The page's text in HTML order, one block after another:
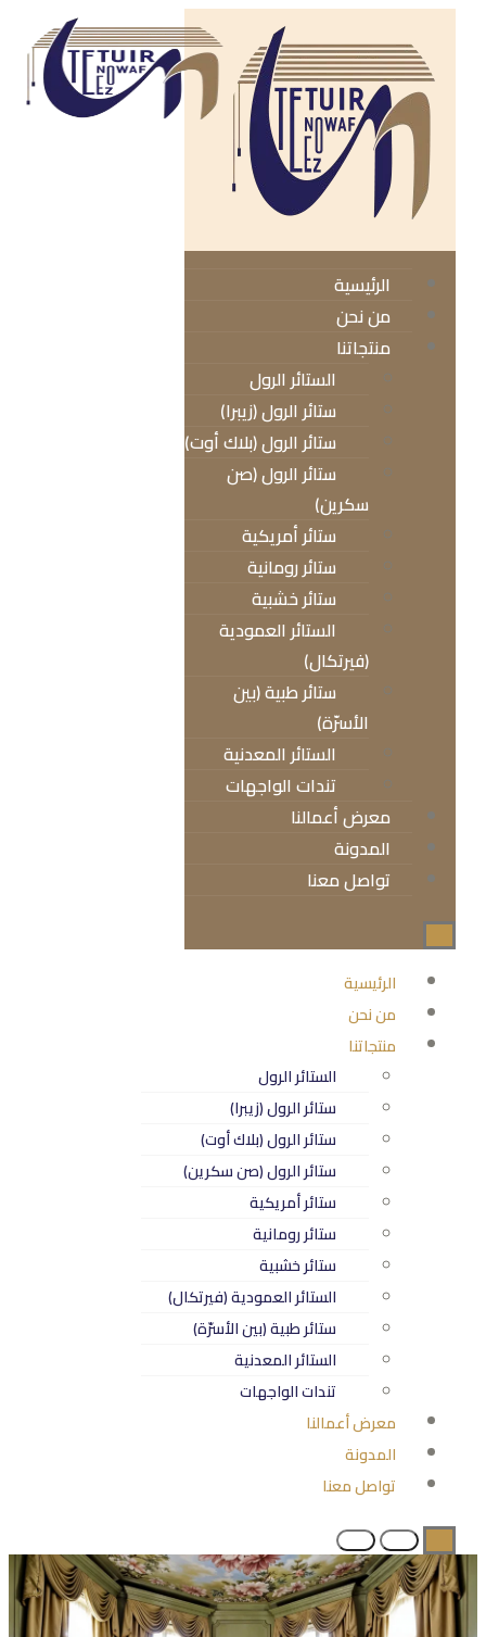
الرئيسية
من نحن
منتجاتنا
الستائر الرول
ستائر الرول (زيبرا)
ستائر الرول (بلاك أوت)
ستائر الرول (صن
سكرين)
ستائر أمريكية
ستائر رومانية
ستائر خشبية
الستائر العمودية
(فيرتكال)
ستائر طبية (بين
الأسرّة)
الستائر المعدنية
تندات الواجهات
معرض أعمالنا
المدونة
تواصل معنا
الرئيسية
من نحن
منتجاتنا
الستائر الرول
ستائر الرول (زيبرا)
ستائر الرول (بلاك أوت)
ستائر الرول (صن سكرين)
ستائر أمريكية
ستائر رومانية
ستائر خشبية
الستائر العمودية (فيرتكال)
ستائر طبية (بين الأسرّة)
الستائر المعدنية
تندات الواجهات
معرض أعمالنا
المدونة
تواصل معنا